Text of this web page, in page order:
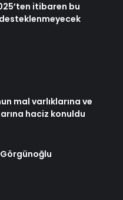
itibaren bu
mal varlıklarına ve
haciz konuldu